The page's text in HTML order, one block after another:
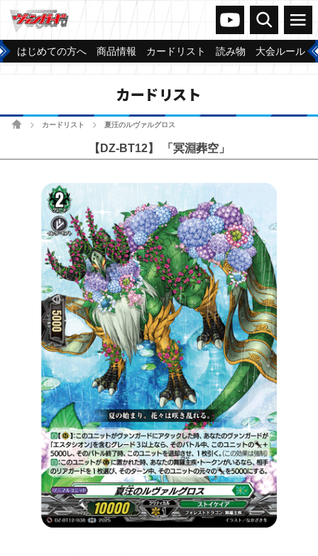
ヴァンガードch
検索 メニュー
はじめての方へ 商品情報 カードリスト 読み物 大会ルール
カードリスト
ホームカードリスト 夏汪のルヴァルグロス
【DZ-BT12】 「冥淵葬空」